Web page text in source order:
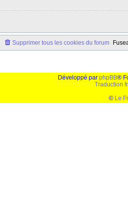
Supprimer tous les cookies du forum
Développé par phpBB®
Traduction
© Le